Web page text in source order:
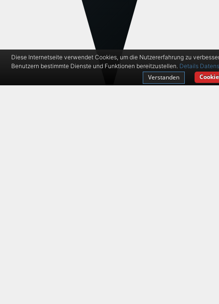
Diese Internetseite verwendet Cookies, um die Nutzererfahrung zu
Benutzern bestimmte Dienste und Funktionen bereitzustellen. Details
Verstanden